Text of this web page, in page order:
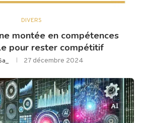
DIVERS
montée en compétences
pour rester compétitif
27 décembre 2024